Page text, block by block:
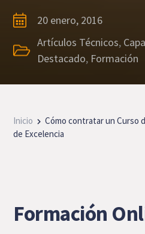
20 enero, 2016
Artículos Técnicos,
Destacado, Formación
Inicio
Cómo contratar un Curso
de Excelencia
Formación